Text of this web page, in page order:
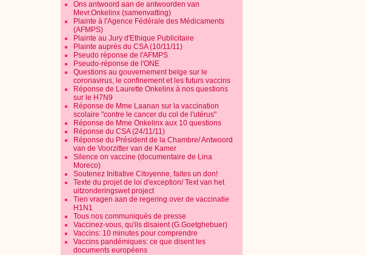
Ons antwoord aan de antwoorden van
Mevr.Onkelinx (samenvatting)
Plainte à l'Agence Fédérale des Médicaments
(AFMPS)
Plainte au Jury d'Ethique Publicitaire
Plainte auprès du CSA (10/11/11)
Pseudo réponse de l'AFMPS
Pseudo-réponse de l'ONE
Questions au gouvernement belge sur le
coronavirus, le confinement et les futurs vaccins
Réponse de Laurette Onkelinx à nos questions
sur le H7N9
Réponse de Mme Laanan sur la vaccination
scolaire "contre le cancer du col de l'utérus"
Réponse de Mme Onkelinx aux 10 questions
Réponse du CSA (24/11/11)
Réponse du Président de la Chambre/ Antwoord
van de Voorzitter van de Kamer
Silence on vaccine (documentaire de Lina
Moreco)
Soutenez Initiative Citoyenne, faites un don!
Texte du projet de loi d'exception/ Text van het
uitzonderingswet project
Tien vragen aan de regering over de vaccinatie
H1N1
Tous nos communiqués de presse
Vaccinez-vous, qu'ils disaient (G.Goetghebuer)
Vaccins: 10 minutes pour comprendre
Vaccins pandémiques: ce que disent les
documents européens